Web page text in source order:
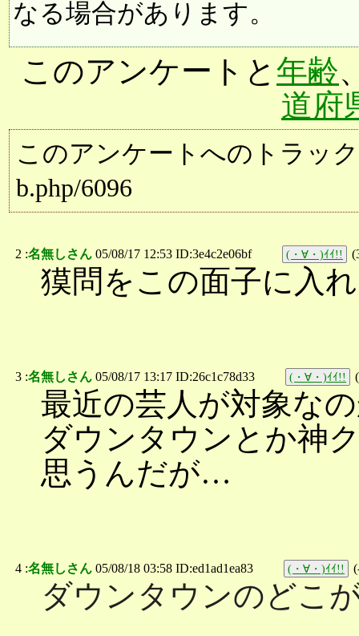
なる場合があります。
このアンケートと 年齢
道府
このアンケートへのトラッ
b.php/6096
2 :名無しさん 05/08/17 12:53 ID:3e4c2e06bf (・∀・)ｲｲ!! (
獏問をこの面子に入
3 :名無しさん 05/08/17 13:17 ID:26c1c78d33 (・∀・)ｲｲ!! (
最近の芸人が対象な
ダウンタウンとか神
思うんだが…
4 :名無しさん 05/08/18 03:58 ID:ed1ad1ea83 (・∀・)ｲｲ!! (
ダウンタウンのどこ